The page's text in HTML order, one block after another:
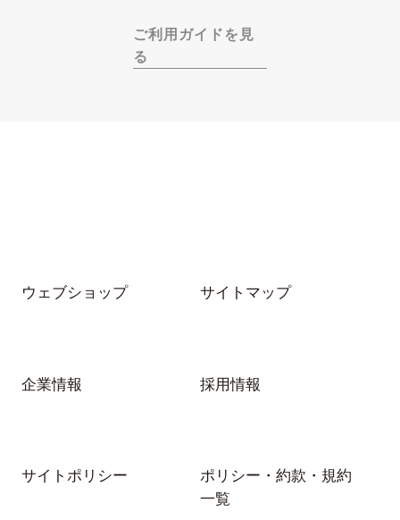
ご利用ガイドを見
る
ウェブショップ サイトマップ
企業情報 採用情報
サイトポリシー
ポリシー・約款・規約
一覧